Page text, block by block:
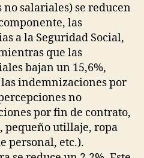
no salariales) se reducen
las
a la Seguridad Social,
que las
bajan un 15,6%,
indemnizaciones por
no
por fin de contrato,
pequeño utillaje, ropa
personal, etc.).